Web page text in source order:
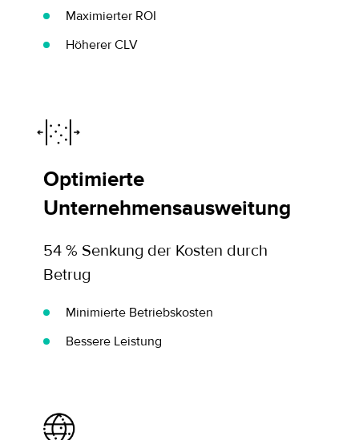
Maximierter ROI
Höherer CLV
Optimierte
Unternehmensausweitung
54 % Senkung der Kosten durch
Betrug
Minimierte Betriebskosten
Bessere Leistung